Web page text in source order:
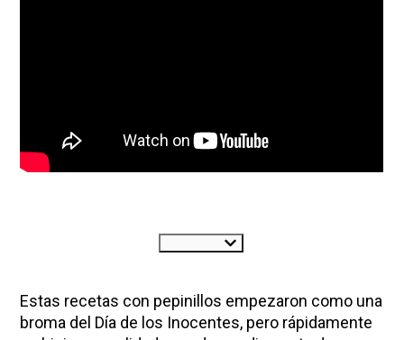
Estas recetas con pepinillos empezaron como una
broma del Día de los Inocentes, pero rápidamente
How to Make Natural Snow Cones with Fruit &
Herbs